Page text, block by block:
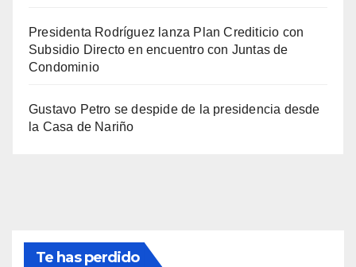
Presidenta Rodríguez lanza Plan Crediticio con
Subsidio Directo en encuentro con Juntas de
Condominio
Gustavo Petro se despide de la presidencia desde
la Casa de Nariño
Te has perdido